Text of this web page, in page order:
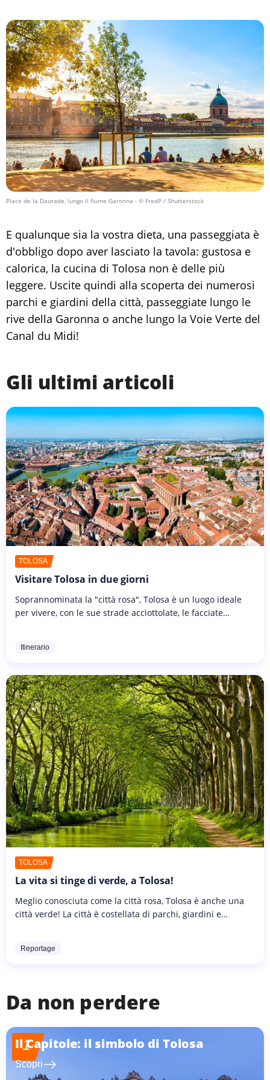
Place de la Daurade, lungo il fiume Garonna - © FredP / Shutterstock
E qualunque sia la vostra dieta, una passeggiata è
d'obbligo dopo aver lasciato la tavola: gustosa e
calorica, la cucina di Tolosa non è delle più
leggere. Uscite quindi alla scoperta dei numerosi
parchi e giardini della città, passeggiate lungo le
rive della Garonna o anche lungo la Voie Verte del
Canal du Midi!
Gli ultimi articoli
TOLOSA
Visitare Tolosa in due giorni
Soprannominata la "città rosa", Tolosa è un luogo ideale
per vivere, con le sue strade acciottolate, le facciate
Itinerario
TOLOSA
La vita si tinge di verde, a Tolosa!
Meglio conosciuta come la città rosa, Tolosa è anche una
città verde! La città è costellata di parchi, giardini e
Reportage
Da non perdere
1
Il Capitole: il simbolo di Tolosa
Scoprieast